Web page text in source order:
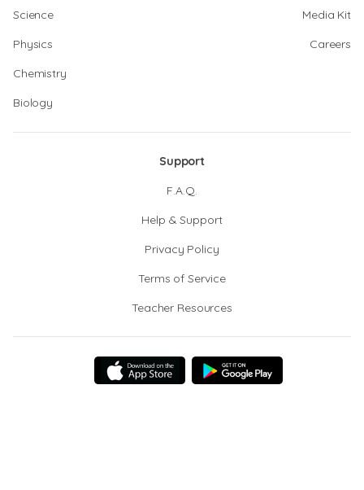
Science
Physics
Chemistry
Biology
Media Kit
Careers
Support
F.A.Q.
Help & Support
Privacy Policy
Terms of Service
Teacher Resources